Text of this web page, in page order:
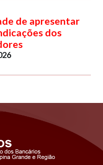
de apresentar
dos